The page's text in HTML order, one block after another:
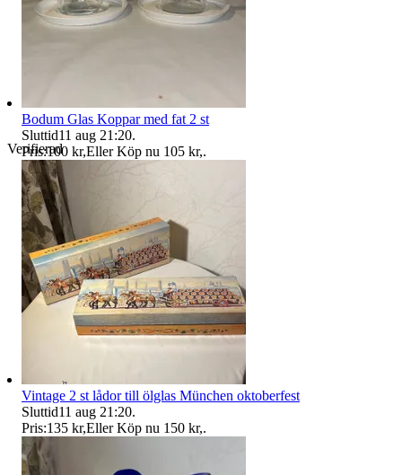
Verifierad
Bodum Glas Koppar med fat 2 st
Sluttid11 aug 21:20.
Pris:100 kr,Eller Köp nu 105 kr,.
Vintage 2 st lådor till ölglas München oktoberfest
Sluttid11 aug 21:20.
Pris:135 kr,Eller Köp nu 150 kr,.